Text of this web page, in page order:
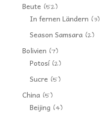
Beute (52)
In fernen Ländern (3)
Season Samsara(2)
Bolivien (7)
Potosí(2)
Sucre (5)
China(5)
Beijing (4)